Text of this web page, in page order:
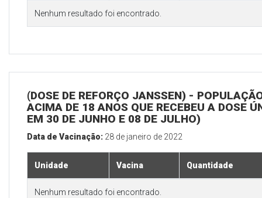
Nenhum resultado foi encontrado.
(DOSE DE REFORÇO JANSSEN) -
ACIMA DE 18 ANOS QUE RECEBEU A DOSE
EM 30 DE JUNHO E 08 DE JULHO)
Data de Vacinação: 28 de janeiro de 2022
Unidade Vacina Quantidade
Nenhum resultado foi encontrado.